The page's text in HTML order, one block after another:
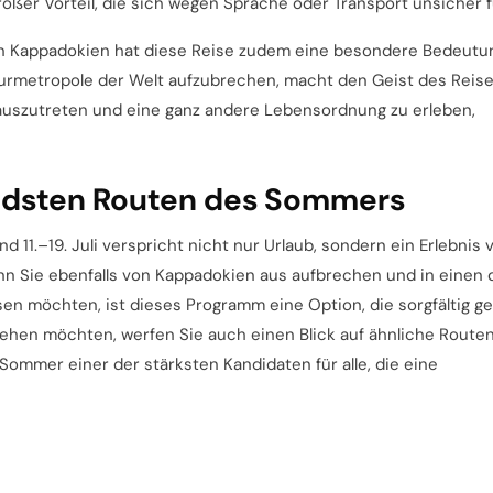
Kappadokien hat diese Reise zudem eine besondere
der Welt aufzubrechen, macht den Geist des
und eine ganz andere Lebensordnung zu erleben,
Routen des Sommers
11.–19. Juli verspricht nicht nur Urlaub, sondern ein Erlebnis
Sie ebenfalls von Kappadokien aus aufbrechen und in einen
möchten, ist dieses Programm eine Option, die sorgfältig
möchten, werfen Sie auch einen Blick auf ähnliche
einer der stärksten Kandidaten für alle, die eine